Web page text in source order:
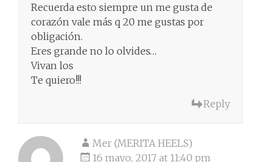
Recuerda esto siempre un me gusta de
corazón vale más q 20 me gustas por
obligación.
Eres grande no lo olvides…
Vivan los
Te quiero!!!
Reply
Mer (MERITA HEELS)
16 mayo, 2017 at 11:40 pm